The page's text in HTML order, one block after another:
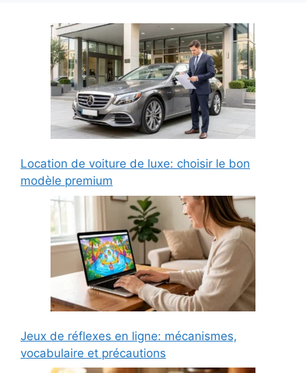
Location de voiture de luxe: choisir le bon
modèle premium
Jeux de réflexes en ligne: mécanismes,
vocabulaire et précautions